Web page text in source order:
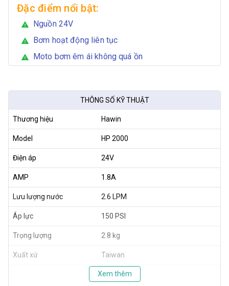
Đặc điểm nổi bật:
warning Nguồn 24V
warning Bơm hoạt động liên tục
warning Moto bơm êm ái không quá ồn
THÔNG SỐ KỸ THUẬT
Thương hiệu Hawin
Model HP 2000
Điện áp 24V
AMP 1.8A
Lưu lượng nước 2.6 LPM
Áp lực 150 PSI
Trọng lượng 2.8 kg
Xuất xứ Taiwan
Xem thêm